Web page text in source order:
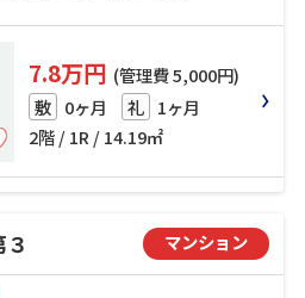
7.8万円 (管理費 5,000円)
敷 0ヶ月 礼 1ヶ月
2階 / 1R / 14.19㎡
マンション